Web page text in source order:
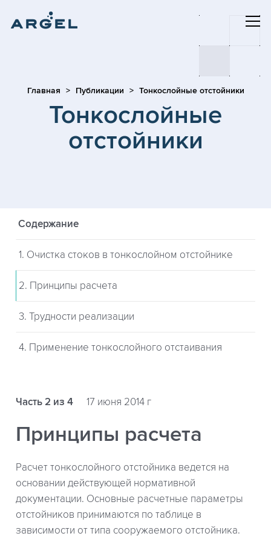
Главная Публикации Тонкослойные отстойники
Тонкослойные
отстойники
Содержание
1. Очистка стоков в тонкослойном отстойнике
2. Принципы расчета
3. Трудности реализации
4. Применение тонкослойного отстаивания
Часть 2 из 4 17 июня 2014 г
Принципы расчета
Расчет тонкослойного отстойника ведется на
основании действующей нормативной
документации. Основные расчетные параметры
отстойников принимаются по таблице в
зависимости от типа сооружаемого отстойника.